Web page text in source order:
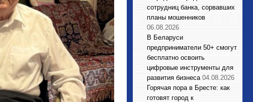
сотрудниц банка, сорвавших
планы мошенников
06.08.2026
В Беларуси
предприниматели 50+ смогут
бесплатно освоить
цифровые инструменты для
развития бизнеса 04.08.2026
Горячая пора в Бресте: как
готовят город к